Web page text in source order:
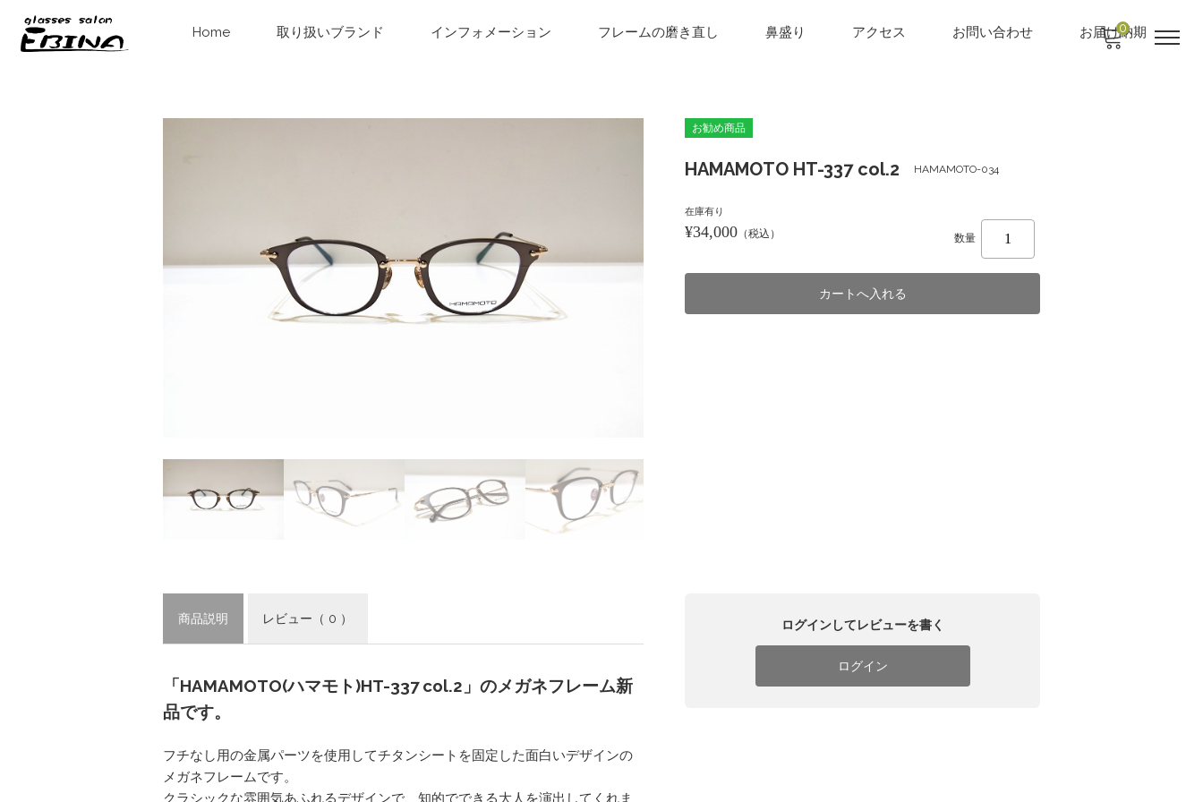
Home 取り扱いブランド インフォメーション フレームの磨き直し 鼻盛り アクセス お問い合わせ お届け納期
0
お勧め商品
HAMAMOTO HT-337 col.2 HAMAMOTO-034
在庫有り
¥34,000 （税込） 数量
商品説明 レビュー （ 0 ）
「HAMAMOTO(ハマモト)HT-337 col.2」のメガネフレーム新
品です。
フチなし用の金属パーツを使用してチタンシートを固定した面白いデザインの
メガネフレームです。
クラシックな雰囲気あふれるデザインで、知的でできる大人を演出してくれま
ログインしてレビューを書く
ログイン